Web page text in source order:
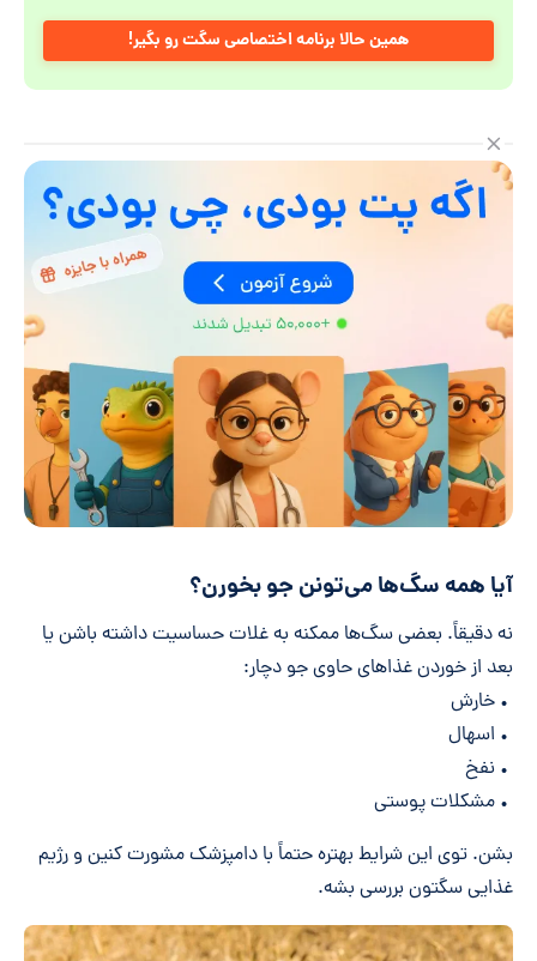
همین حالا برنامه اختصاصی سگت رو بگیر!
آیا همه سگ‌ها می‌تونن جو بخورن؟
نه دقیقاً. بعضی سگ‌ها ممکنه به غلات حساسیت داشته باشن یا
بعد از خوردن غذاهای حاوی جو دچار:
• خارش
• اسهال
• نفخ
• مشکلات پوستی
بشن. توی این شرایط بهتره حتماً با دامپزشک مشورت کنین و رژیم
غذایی سگتون بررسی بشه.